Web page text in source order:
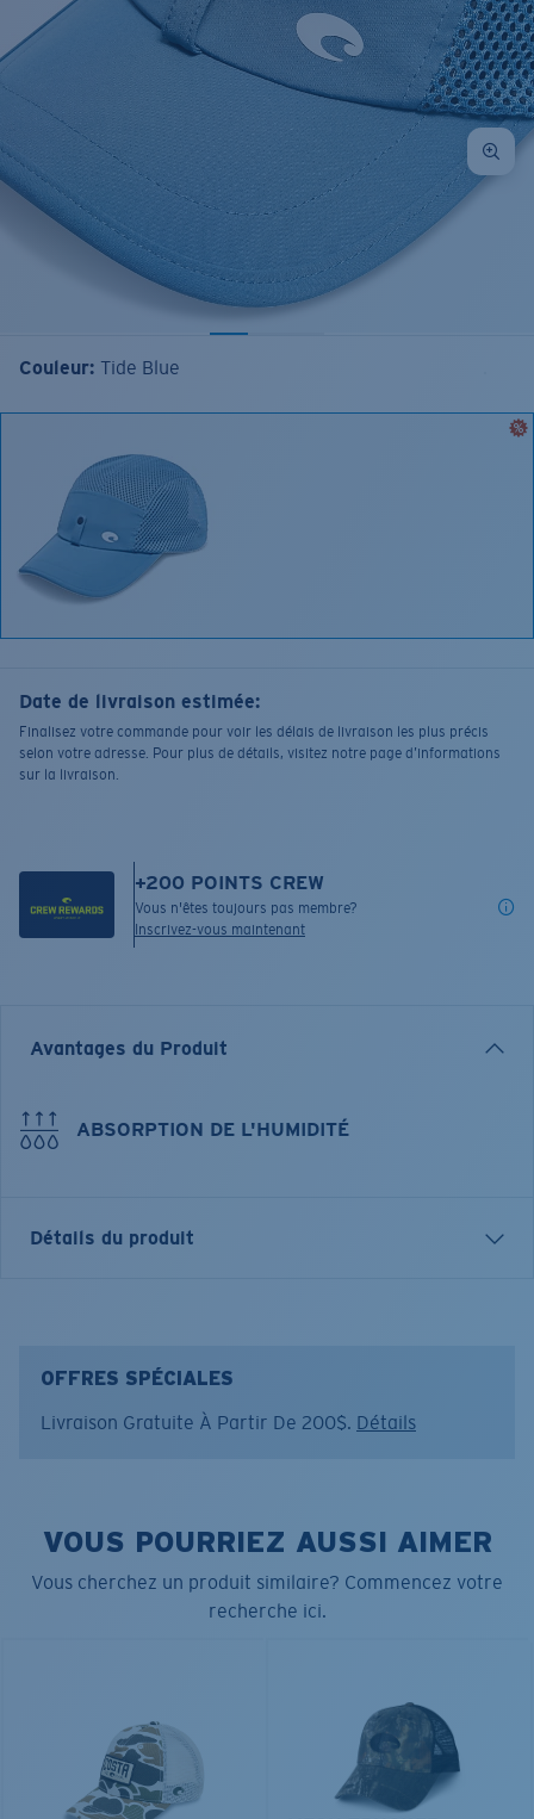
Couleur: Tide Blue
Date de livraison estimée:
Finalisez votre commande pour voir les délais de livraison les plus précis
selon votre adresse. Pour plus de détails, visitez notre page d’informations
sur la livraison.
+200 POINTS CREW
Vous n'êtes toujours pas membre?
Inscrivez-vous maintenant
Avantages du Produit
ABSORPTION DE L'HUMIDITÉ
Détails du produit
CARACTÉRISTIQUES
• HAT camper 6P non-structurée.
• Panneaux en filet doux partout sur la casquette pour
• Arrière velcro.
Nom du modèle:Tech Camper Hat
FQS900326-6FY
OFFRES SPÉCIALES
Livraison Gratuite À Partir De 200$. Détails
VOUS POURRIEZ AUSSI AIMER
Vous cherchez un produit similaire? Commencez votre
recherche ici.